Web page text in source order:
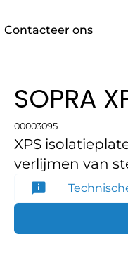
Contacteer ons
SOPRA
00003095
XPS
verlijmen van